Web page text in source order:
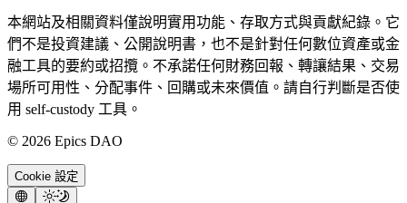
本網站及相關資料僅說明實用功能、存取方式與貢獻紀錄。它
們不是投資建議、公開說明書，也不是針對任何數位資產或金
融工具的要約或招攬。不承諾任何財務回報、轉讓結果、交易
場所可用性、分配事件、回購或未來價值。請自行判斷是否使
用 self-custody 工具。
© 2026 Epics DAO
Cookie 設定